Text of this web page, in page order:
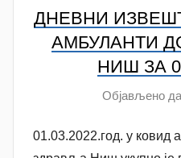
ДНЕВНИ
АМБУЛАНTИ
НИШ ЗА
Објављено
01.03.2022.год. у ковид